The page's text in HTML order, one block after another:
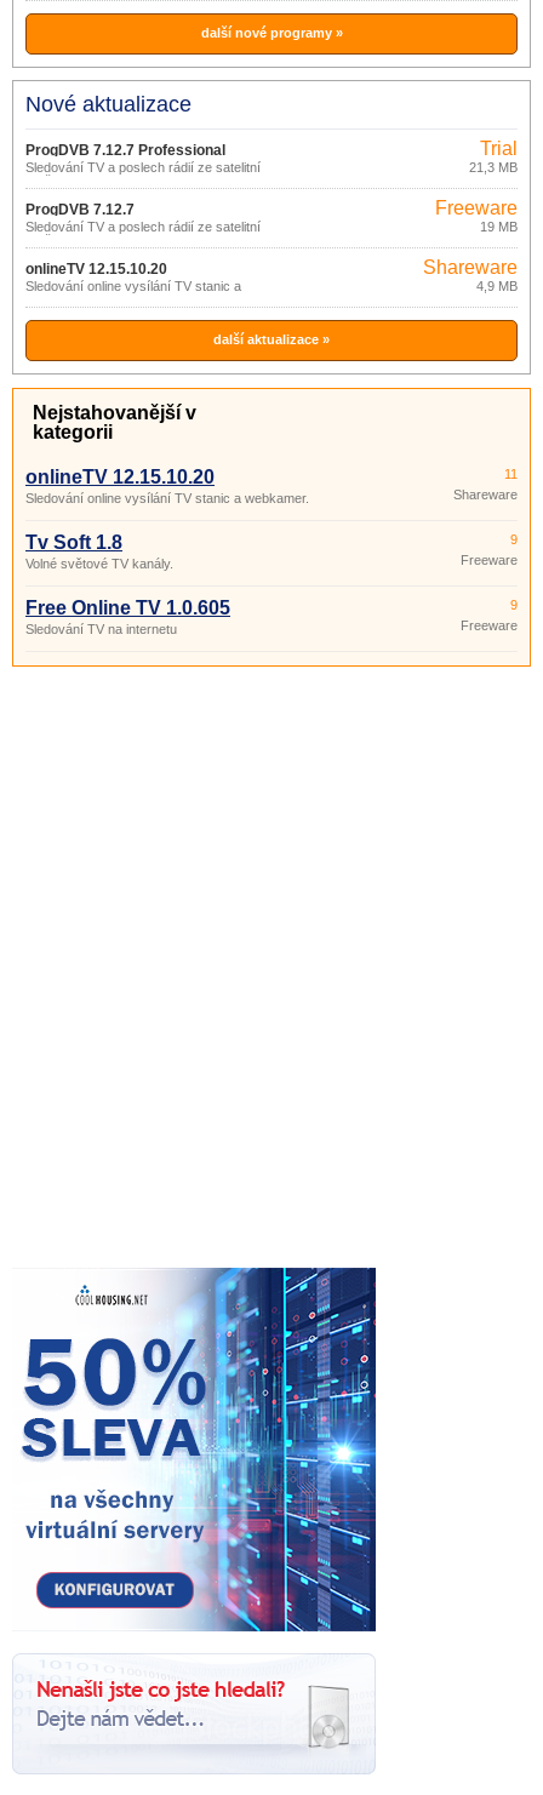
další nové programy »
Nové aktualizace
ProgDVB 7.12.7 Professional
Sledování TV a poslech rádií ze satelitní
družice.
Trial
21,3 MB
ProgDVB 7.12.7
Sledování TV a poslech rádií ze satelitní
družice.
Freeware
19 MB
onlineTV 12.15.10.20
Sledování online vysílání TV stanic a
Shareware
4,9 MB
další aktualizace »
Nejstahovanější v
kategorii
onlineTV 12.15.10.20
Sledování online vysílání TV stanic a webkamer.
11
Shareware
Tv Soft 1.8
Volné světové TV kanály.
9
Freeware
Free Online TV 1.0.605
Sledování TV na internetu
9
Freeware